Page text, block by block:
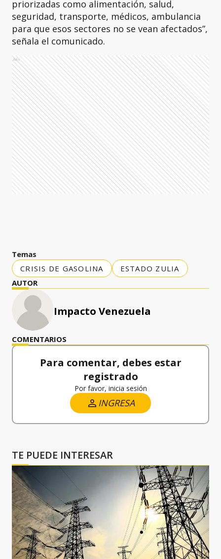
priorizadas como alimentación, salud,
seguridad, transporte, médicos, ambulancia
para que esos sectores no se vean afectados”,
señala el comunicado.
Ads
Temas
CRISIS DE GASOLINA
ESTADO ZULIA
AUTOR
Impacto Venezuela
COMENTARIOS
Para comentar, debes estar
registrado
Por favor, inicia sesión
INGRESA
TE PUEDE INTERESAR